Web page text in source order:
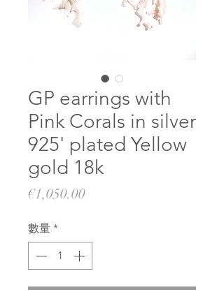
GP earrings with
Pink Corals in silver
925' plated Yellow
gold 18k
€1,050.00價
數量 *